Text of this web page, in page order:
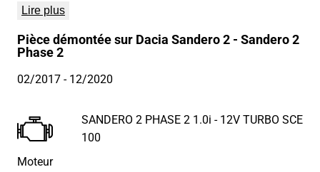
Lire plus
Pièce démontée sur Dacia Sandero 2 - Sandero 2
Phase 2
02/2017- 12/2020
Moteur
SANDERO 2 PHASE 2 1.0i - 12V TURBO SCE
100